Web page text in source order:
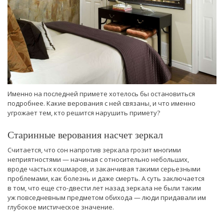
Именно на последней примете хотелось бы остановиться
подробнее. Какие верования с ней связаны, и что именно
угрожает тем, кто решится нарушить примету?
Старинные верования насчет зеркал
Считается, что сон напротив зеркала грозит многими
неприятностями — начиная с относительно небольших,
вроде частых кошмаров, и заканчивая такими серьезными
проблемами, как болезнь и даже смерть. А суть заключается
в том, что еще сто-двести лет назад зеркала не были таким
уж повседневным предметом обихода — люди придавали им
глубокое мистическое значение.